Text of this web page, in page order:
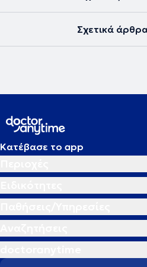
ιατρική εντείνεται όλο και
Σχετικά
Κατέβασε το app